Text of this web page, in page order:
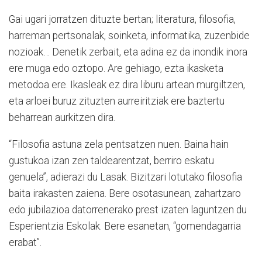
Gai ugari jorratzen dituzte bertan; literatura, filosofia,
harreman pertsonalak, soinketa, informatika, zuzenbide
nozioak… Denetik zerbait, eta adina ez da inondik inora
ere muga edo oztopo. Are gehiago, ezta ikasketa
metodoa ere. Ikasleak ez dira liburu artean murgiltzen,
eta arloei buruz zituzten aurreiritziak ere baztertu
beharrean aurkitzen dira.
“Filosofia astuna zela pentsatzen nuen. Baina hain
gustukoa izan zen taldearentzat, berriro eskatu
genuela”, adierazi du Lasak. Bizitzari lotutako filosofia
baita irakasten zaiena. Bere osotasunean, zahartzaro
edo jubilazioa datorrenerako prest izaten laguntzen du
Esperientzia Eskolak. Bere esanetan, “gomendagarria
erabat”.